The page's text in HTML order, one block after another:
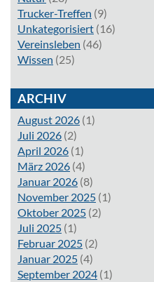
Trucker-Treffen (9)
Unkategorisiert (16)
Vereinsleben (46)
Wissen (25)
ARCHIV
August 2026 (1)
Juli 2026 (2)
April 2026 (1)
März 2026 (4)
Januar 2026 (8)
November 2025 (1)
Oktober 2025 (2)
Juli 2025 (1)
Februar 2025 (2)
Januar 2025 (4)
September 2024 (1)